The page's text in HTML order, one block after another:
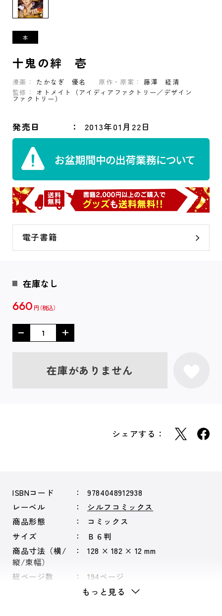
十鬼の絆 壱
漫画： たかなぎ 優名 原作・原案：
藤澤 経清
監修：
オトメイト（アイディアファクトリー／デザイン
ファクトリー）
発売日 2013年01月22日
電子書籍
在庫なし
660 円
在庫がありません
シェアする：
ISBNコード
9784048912938
レーベル
シルフコミックス
商品形態
コミックス
サイズ
Ｂ６判
商品寸法（横/
縦/束幅）
128 × 182 × 12 mm
総ページ数 194ページ
もっと見る